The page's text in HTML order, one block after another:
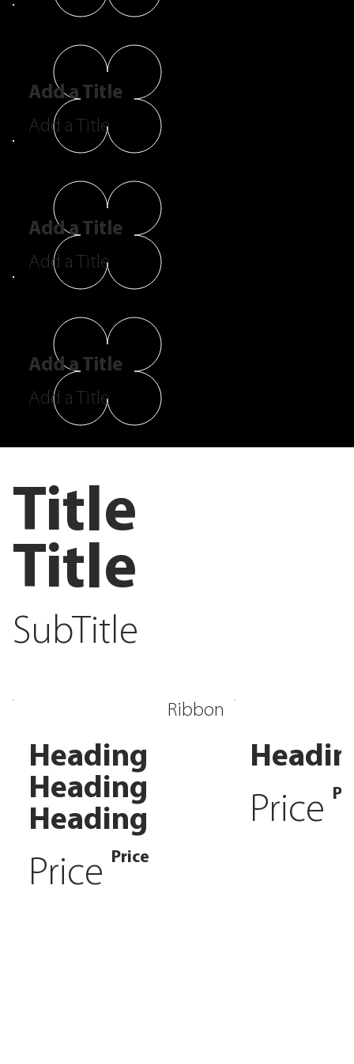
Add a Title
Add a Title
Add a Title
Add a Title
Add a Title
Add a Title
Title
Title
SubTitle
Ribbon
Heading
Heading
Heading
Price Price
Price